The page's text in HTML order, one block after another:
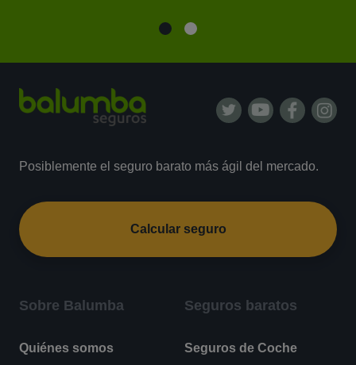
Posiblemente el seguro barato más ágil del mercado.
Calcular seguro
Sobre Balumba
Quiénes somos
Seguros baratos
Seguros de Coche